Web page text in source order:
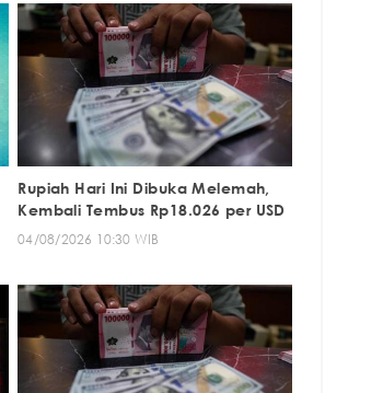
Rupiah Hari Ini Dibuka Melemah,
Kembali Tembus Rp18.026 per USD
04/08/2026 10:30 WIB